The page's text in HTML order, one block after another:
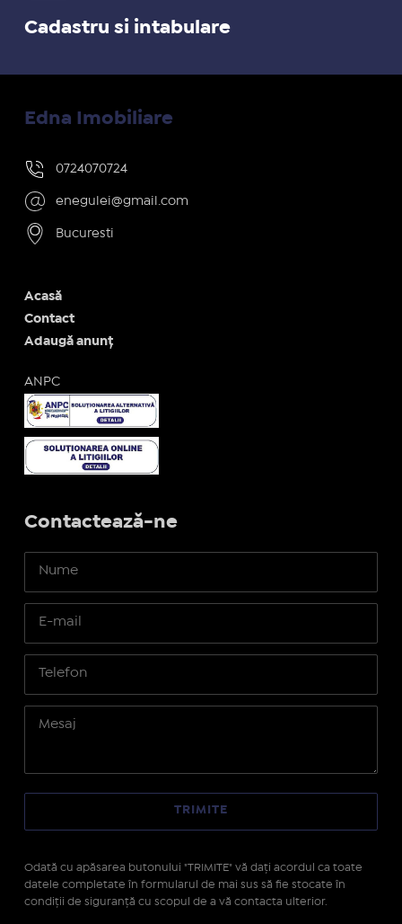
Cadastru si intabulare
Edna Imobiliare
0724070724
enegulei@gmail.com
Bucuresti
Acasă
Contact
Adaugă anunț
ANPC
Contactează-ne
Odată cu apăsarea butonului "TRIMITE" vă daţi acordul ca toate
datele completate în formularul de mai sus să fie stocate în
condiţii de siguranţă cu scopul de a vă contacta ulterior.